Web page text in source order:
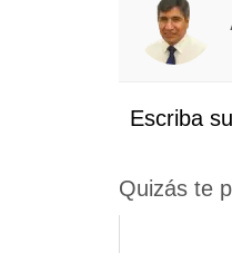
Escriba
Quizás te